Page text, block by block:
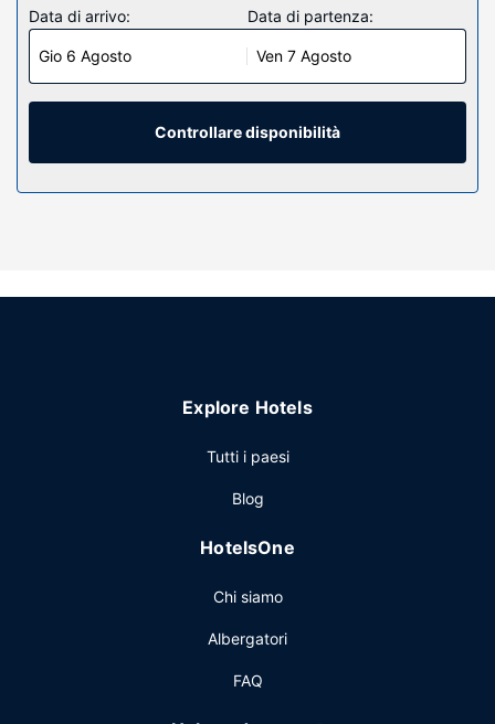
con un frigorifero e una lavastoviglie. In camera potrai
usufruire di il Wi-Fi gratuito.
Data di arrivo:
Gio 6 Agosto
Data di partenza:
Ven 7 Agosto
Controllare disponibilità
Explore Hotels
Tutti i paesi
Blog
HotelsOne
Chi siamo
Albergatori
FAQ